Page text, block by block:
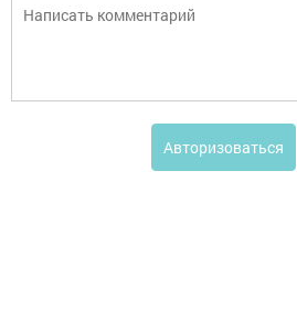
Авторизоваться